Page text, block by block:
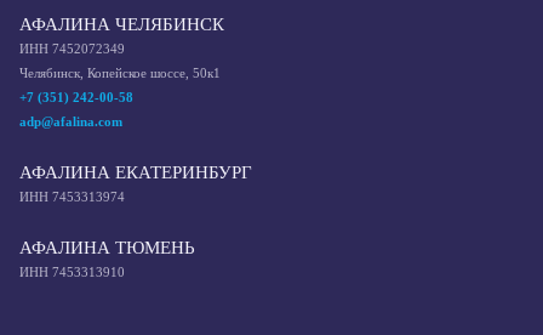
АФАЛИНА ЧЕЛЯБИНСК
ИНН 7452072349
Челябинск, Копейское шоссе, 50к1
+7 (351) 242-00-58
adp@afalina.com
АФАЛИНА ЕКАТЕРИНБУРГ
ИНН 7453313974
АФАЛИНА ТЮМЕНЬ
ИНН 7453313910